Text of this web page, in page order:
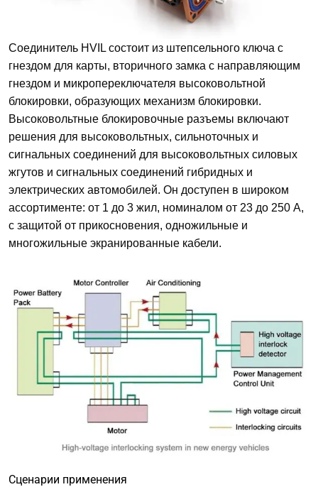
Соединитель HVIL состоит из штепсельного ключа с
гнездом для карты, вторичного замка с направляющим
гнездом и микропереключателя высоковольтной
блокировки, образующих механизм блокировки.
Высоковольтные блокировочные разъемы включают
решения для высоковольтных, сильноточных и
сигнальных соединений для высоковольтных силовых
жгутов и сигнальных соединений гибридных и
электрических автомобилей. Он доступен в широком
ассортименте: от 1 до 3 жил, номиналом от 23 до 250 А,
с защитой от прикосновения, одножильные и
многожильные экранированные кабели.
Сценарии применения